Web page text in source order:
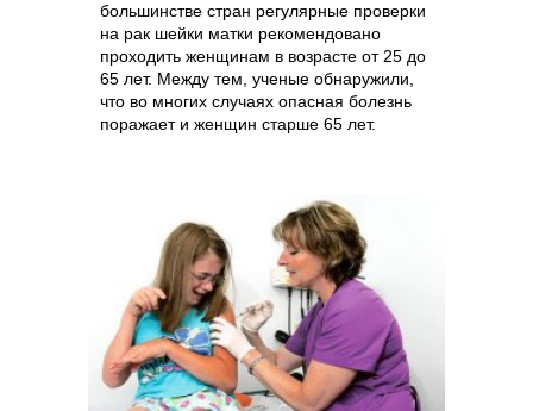
большинстве стран регулярные проверки
на рак шейки матки рекомендовано
проходить женщинам в возрасте от 25 до
65 лет. Между тем, ученые обнаружили,
что во многих случаях опасная болезнь
поражает и женщин старше 65 лет.